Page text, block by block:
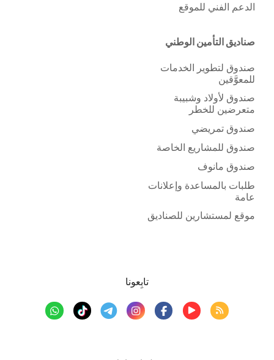
الدعم الفني للموقع
صناديق التأمين الوطني
صندوق لتطوير الخدمات
للمعوَّقين
صندوق لأولاد وشبيبة
متعرضين للخطر
صندوق تمريضي
صندوق للمشاريع الخاصة
صندوق مانوف
طلبات بالمساعدة وإعلانات
عامة
موقع لمستشارين للصناديق
تابِعونا